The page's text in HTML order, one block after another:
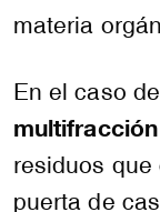
materia
En el caso
multifracción
residuos
puerta de